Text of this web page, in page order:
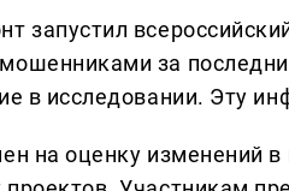
запустил
за
в исследовании. Эту
на оценку изменений